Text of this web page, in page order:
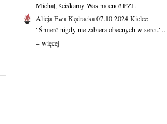
Michał, ściskamy Was mocno! PZL
Alicja Ewa Kędracka07.10.2024Kielce
"Śmierć nigdy nie zabiera obecnych w sercu"...
+ więcej